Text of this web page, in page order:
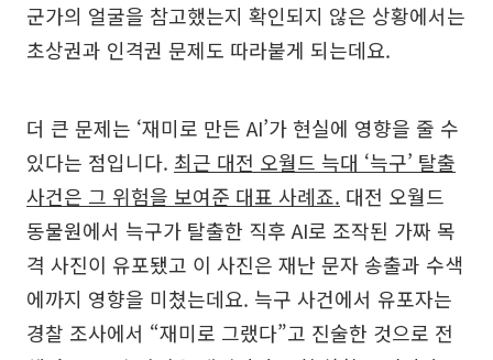
군가의 얼굴을 참고했는지 확인되지 않은 상황에서는
초상권과 인격권 문제도 따라붙게 되는데요.
더 큰 문제는 ‘재미로 만든 AI’가 현실에 영향을 줄 수
있다는 점입니다. 최근 대전 오월드 늑대 ‘늑구’ 탈출
사건은 그 위험을 보여준 대표 사례죠. 대전 오월드
동물원에서 늑구가 탈출한 직후 AI로 조작된 가짜 목
격 사진이 유포됐고 이 사진은 재난 문자 송출과 수색
에까지 영향을 미쳤는데요. 늑구 사건에서 유포자는
경찰 조사에서 “재미로 그랬다”고 진술한 것으로 전